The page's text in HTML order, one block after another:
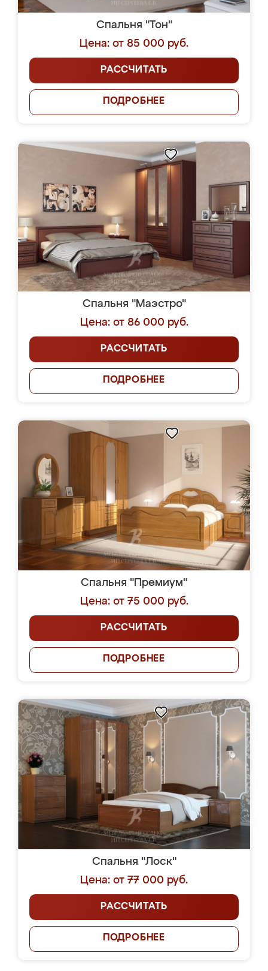
Спальня "Тон"
Цена: от 85 000 руб.
РАССЧИТАТЬ
ПОДРОБНЕЕ
Спальня "Маэстро"
Цена: от 86 000 руб.
РАССЧИТАТЬ
ПОДРОБНЕЕ
Спальня "Премиум"
Цена: от 75 000 руб.
РАССЧИТАТЬ
ПОДРОБНЕЕ
Спальня "Лоск"
Цена: от 77 000 руб.
РАССЧИТАТЬ
ПОДРОБНЕЕ